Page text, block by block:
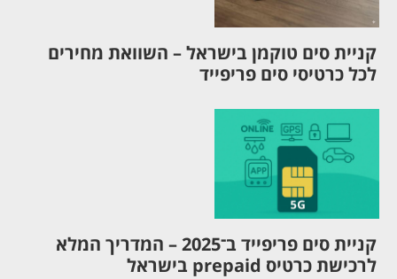
קניית סים טוקמן בישראל – השוואת מחירים
לכל כרטיסי סים פריפייד
קניית סים פריפייד ב־2025 – המדריך המלא
לרכישת כרטיס prepaid בישראל